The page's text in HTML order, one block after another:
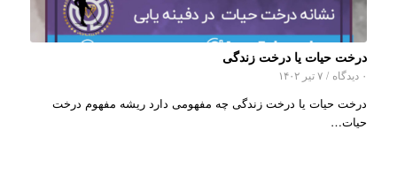
درخت حیات یا درخت زندگی
۰ دیدگاه / ۷ تیر ۱۴۰۲
درخت حیات یا درخت زندگی چه مفهومی دارد ریشه مفهوم درخت
حیات…